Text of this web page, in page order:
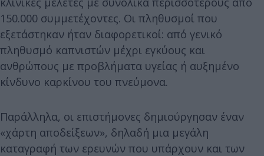
150.000 συμμετέχοντες. Οι πληθυσμοί που
εξετάστηκαν ήταν διαφορετικοί: από γενικό
πληθυσμό καπνιστών μέχρι εγκύους και
ανθρώπους με προβλήματα υγείας ή αυξημένο
κίνδυνο καρκίνου του πνεύμονα.
Παράλληλα, οι επιστήμονες δημιούργησαν έναν
«χάρτη αποδείξεων», δηλαδή μια μεγάλη
καταγραφή των ερευνών που υπάρχουν και των